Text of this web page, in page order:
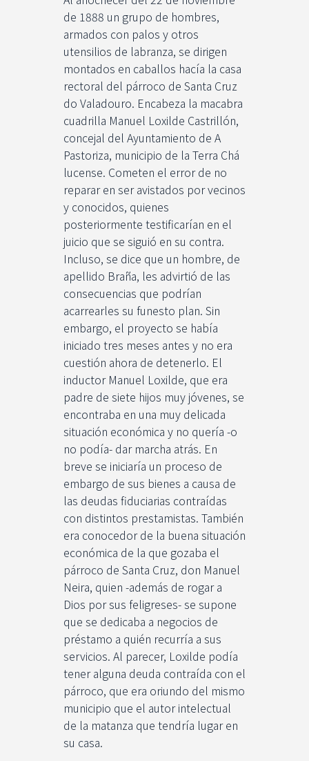
de 1888 un grupo de hombres,
armados con palos y otros
utensilios de labranza, se dirigen
montados en caballos hacía la casa
rectoral del párroco de Santa Cruz
do Valadouro. Encabeza la macabra
cuadrilla Manuel Loxilde Castrillón,
concejal del Ayuntamiento de A
Pastoriza, municipio de la Terra Chá
lucense. Cometen el error de no
reparar en ser avistados por vecinos
y conocidos, quienes
posteriormente testificarían en el
juicio que se siguió en su contra.
Incluso, se dice que un hombre, de
apellido Braña, les advirtió de las
consecuencias que podrían
acarrearles su funesto plan. Sin
embargo, el proyecto se había
iniciado tres meses antes y no era
cuestión ahora de detenerlo. El
inductor Manuel Loxilde, que era
padre de siete hijos muy jóvenes, se
encontraba en una muy delicada
situación económica y no quería -o
no podía- dar marcha atrás. En
breve se iniciaría un proceso de
embargo de sus bienes a causa de
las deudas fiduciarias contraídas
con distintos prestamistas. También
era conocedor de la buena situación
económica de la que gozaba el
párroco de Santa Cruz, don Manuel
Neira, quien -además de rogar a
Dios por sus feligreses- se supone
que se dedicaba a negocios de
préstamo a quién recurría a sus
servicios. Al parecer, Loxilde podía
tener alguna deuda contraída con el
párroco, que era oriundo del mismo
municipio que el autor intelectual
de la matanza que tendría lugar en
su casa.